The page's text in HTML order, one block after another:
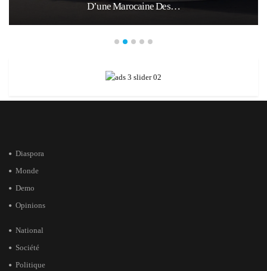
D’une Marocaine Des…
Diaspora
Monde
Demo
Opinions
National
Société
Politique